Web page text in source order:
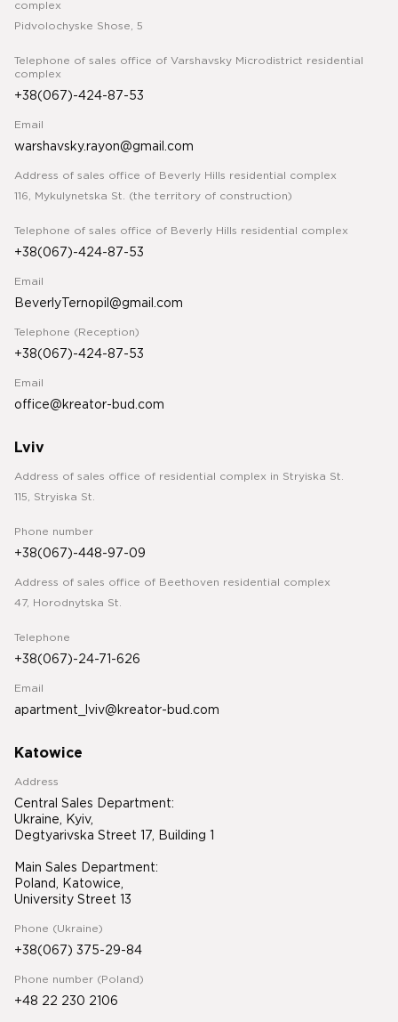
complex
Pidvolochyske Shose, 5
Telephone of sales office of Varshavsky Microdistrict residential
complex
+38(067)-424-87-53
Email
warshavsky.rayon@gmail.com
Address of sales office of Beverly Hills residential complex
116, Mykulynetska St. (the territory of construction)
Telephone of sales office of Beverly Hills residential complex
+38(067)-424-87-53
Email
BeverlyTernopil@gmail.com
Telephone (Reception)
+38(067)-424-87-53
Email
office@kreator-bud.com
Lviv
Address of sales office of residential complex in Stryiska St.
115, Stryiska St.
Phone number
+38(067)-448-97-09
Address of sales office of Beethoven residential complex
47, Horodnytska St.
Telephone
+38(067)-24-71-626
Email
apartment_lviv@kreator-bud.com
Katowice
Address
Central Sales Department:
Ukraine, Kyiv,
Degtyarivska Street 17, Building 1
Main Sales Department:
Poland, Katowice,
University Street 13
Phone (Ukraine)
+38(067) 375-29-84
Phone number (Poland)
+48 22 230 2106